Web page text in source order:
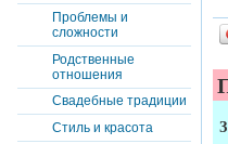
Проблемы и
сложности
Родственные
отношения
Свадебные традиции
Стиль и красота